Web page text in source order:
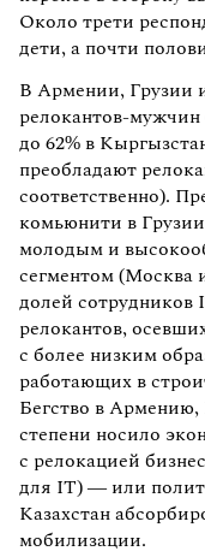
Около трети
дети, а почти
В Армении, Грузии
релокантов-
до 62% в
преобладают
соответственно).
комьюнити в
молодым и
сегментом (Москва
долей сотрудников
релокантов,
с более низким
работающих в
Бегство в
степени носило
с релокацией
для IT) — или
Казахстан
мобилизации.